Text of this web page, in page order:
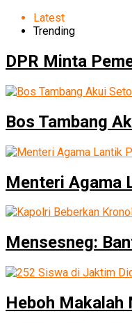
Latest
Trending
DPR Minta
Bos Tambang
Menteri Agama
Mensesneg:
Heboh Makalah